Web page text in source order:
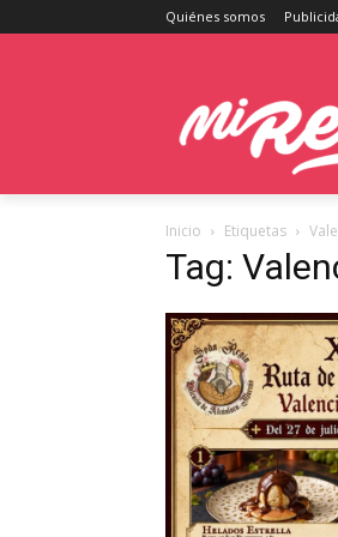
Quiénes somos
Inicio Etiquetas
Tag: